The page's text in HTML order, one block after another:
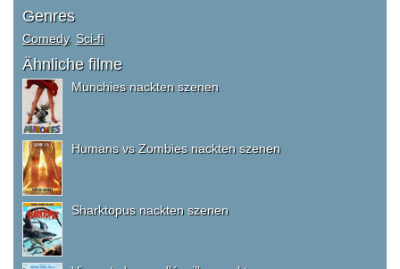
Genres
Comedy, Sci-fi
Ähnliche filme
Munchies nackten szenen
Humans vs Zombies nackten szenen
Sharktopus nackten szenen